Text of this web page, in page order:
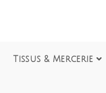
Tissus & Mercerie